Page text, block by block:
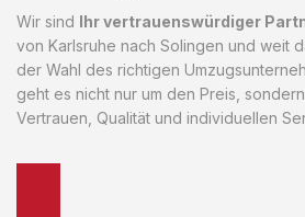
Wir sind Ihr vertrauenswürdiger
von Karlsruhe nach Solingen und weit
der Wahl des richtigen
geht es nicht nur um den Preis,
Vertrauen, Qualität und individuellen